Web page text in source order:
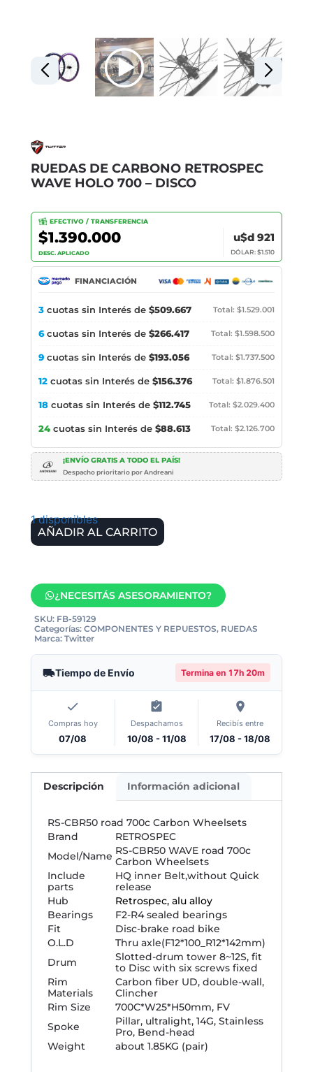
RUEDAS DE CARBONO RETROSPEC
WAVE HOLO 700 – DISCO
EFECTIVO / TRANSFERENCIA
$1.390.000
DESC. APLICADO
u$d 921
DÓLAR: $1.510
FINANCIACIÓN
3 cuotas sin Interés de $509.667 Total: $1.529.001
6cuotas sin Interés de $266.417 Total: $1.598.500
9 cuotas sin Interés de $193.056 Total: $1.737.500
12 cuotas sin Interés de $156.376 Total: $1.876.501
18 cuotas sin Interés de $112.745 Total: $2.029.400
24 cuotas sin Interés de $88.613 Total: $2.126.700
¡ENVÍO GRATIS A TODO EL PAÍS!
Despacho prioritario por Andreani
1 disponibles
AÑADIR AL CARRITO
¿NECESITÁS ASESORAMIENTO?
SKU: FB-59129
Categorías: COMPONENTES Y REPUESTOS, RUEDAS
Marca: Twitter
Tiempo de Envío Termina en 17h 20m
Compras hoy
07/08
Despachamos
10/08 - 11/08
Recibís entre
17/08 - 18/08
Descripción Información adicional
RS-CBR50 road 700c Carbon Wheelsets
Brand
RETROSPEC
Model/Name RS-CBR50 WAVE road 700c
Carbon Wheelsets
Include
parts
HQ inner Belt,without Quick
release
Hub
Retrospec, alu alloy
Bearings
F2-R4 sealed bearings
Fit
Disc-brake road bike
O.L.D
Thru axle(F12*100_R12*142mm)
Drum
Slotted-drum tower 8~12S, fit
to Disc with six screws fixed
Rim
Materials
Carbon fiber UD, double-wall,
Clincher
Rim Size
700C*W25*H50mm, FV
Spoke
Pillar, ultralight, 14G, Stainless
Pro, Bend-head
Weight
about 1.85KG (pair)